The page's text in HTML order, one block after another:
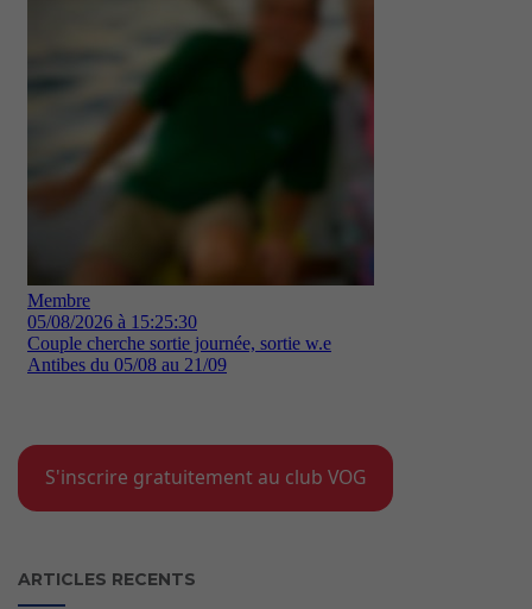
S'inscrire gratuitement au club VOG
ARTICLES RECENTS